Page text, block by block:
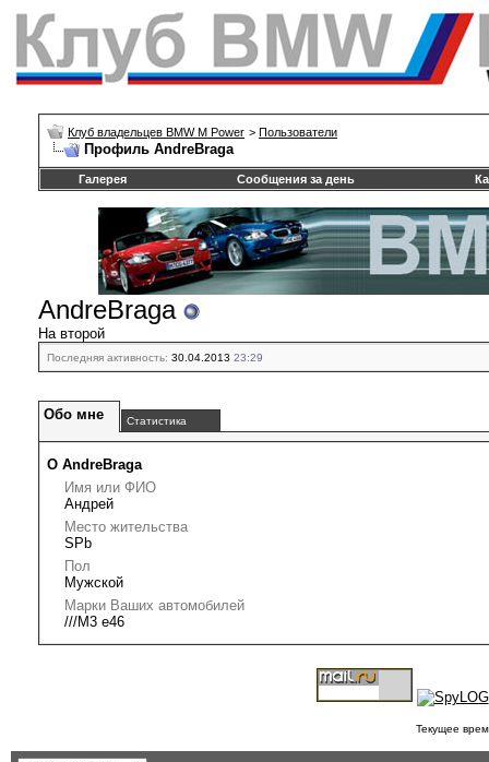
Клуб владельцев BMW M Power > Пользователи
Профиль AndreBraga
Галерея Сообщения за день
AndreBraga
На второй
Последняя активность: 30.04.2013 23:29
Обо мне Статистика
О AndreBraga
Имя или ФИО
Андрей
Место жительства
SPb
Пол
Мужской
Марки Ваших автомобилей
///М3 е46
Текущее